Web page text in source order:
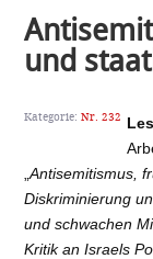
und
Kategorie:Nr. 232
„Antisemitismus,
Diskriminierung
und schwachen
Kritik an Israels